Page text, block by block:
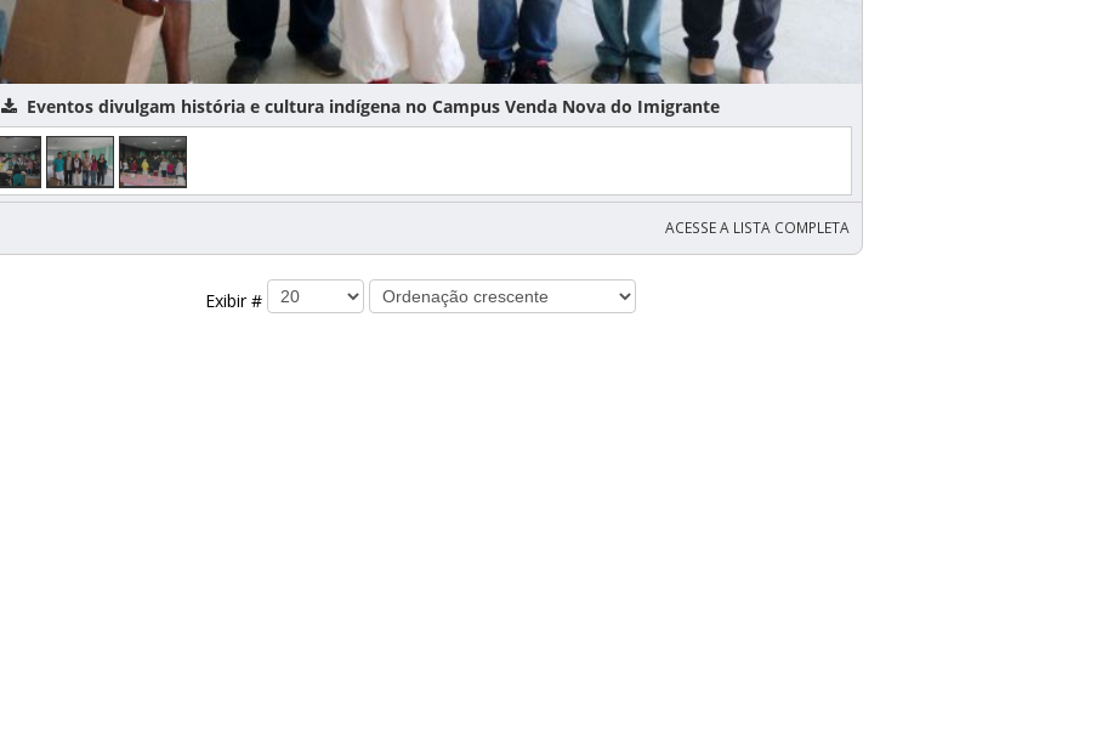
Eventos divulgam história e cultura indígena no Campus Venda Nova do Imigrante
ACESSE A LISTA COMPLETA
Exibir #